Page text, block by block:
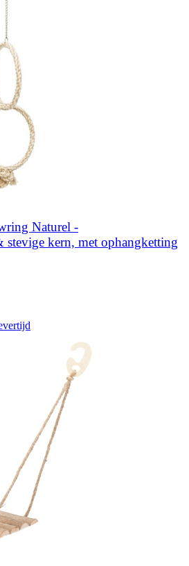
Naturel -
kern, met ophangketting